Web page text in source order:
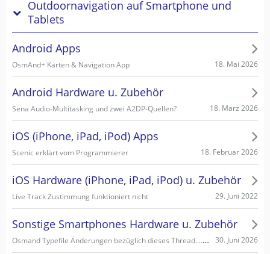
Outdoornavigation auf Smartphone und
Tablets
Android Apps
OsmAnd+ Karten & Navigation App 18. Mai 2026
Android Hardware u. Zubehör
Sena Audio-Multitasking und zwei A2DP-Quellen? 18. März 2026
iOS (iPhone, iPad, iPod) Apps
Scenic erklärt vom Programmierer 18. Februar 2026
iOS Hardware (iPhone, iPad, iPod) u. Zubehör
Live Track Zustimmung funktioniert nicht 29. Juni 2022
Sonstige Smartphones Hardware u. Zubehör
Osmand Typefile Änderungen bezüglich dieses Thread....., mögliche Fehlerquelle warum es nicht gehen kann... 30. Juni 2026